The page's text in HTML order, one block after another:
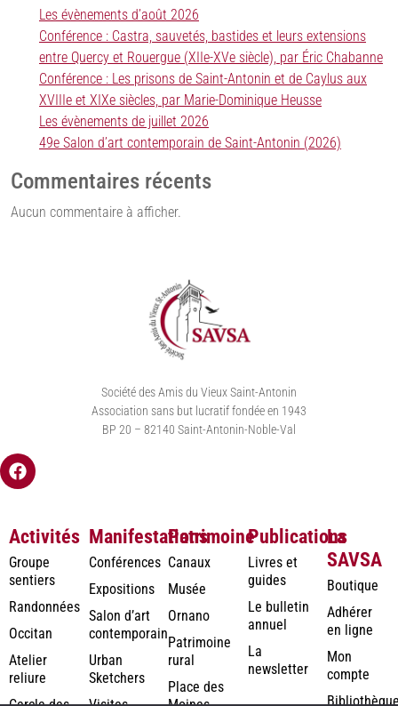
Les évènements d’août 2026
Conférence : Castra, sauvetés, bastides et leurs extensions
entre Quercy et Rouergue (XIIe-XVe siècle), par Éric Chabanne
Conférence : Les prisons de Saint-Antonin et de Caylus aux
XVIIIe et XIXe siècles, par Marie-Dominique Heusse
Les évènements de juillet 2026
49e Salon d’art contemporain de Saint-Antonin (2026)
Commentaires récents
Aucun commentaire à afficher.
Société des Amis du Vieux Saint-Antonin
Association sans but lucratif fondée en 1943
BP 20 – 82140 Saint-Antonin-Noble-Val
Activités
Groupe
sentiers
Randonnées
Occitan
Atelier
reliure
Manifestations
Conférences
Expositions
Salon d’art
contemporain
Urban
Sketchers
Patrimoine
Canaux
Musée
Ornano
Patrimoine
rural
Place des
Publications
Livres et
guides
Le bulletin
annuel
La
newsletter
La
SAVSA
Boutique
Adhérer
en ligne
Mon
compte